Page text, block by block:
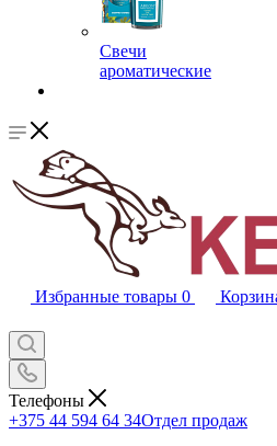
Свечи
ароматические
Избранные товары 0
Телефоны
+375 44 594 64 34Отдел продаж